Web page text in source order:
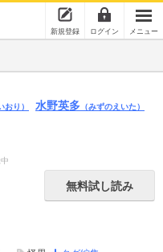
新規登録 ログイン メニュー
おり） 水野英多 （みずのえいた）
無料試し読み